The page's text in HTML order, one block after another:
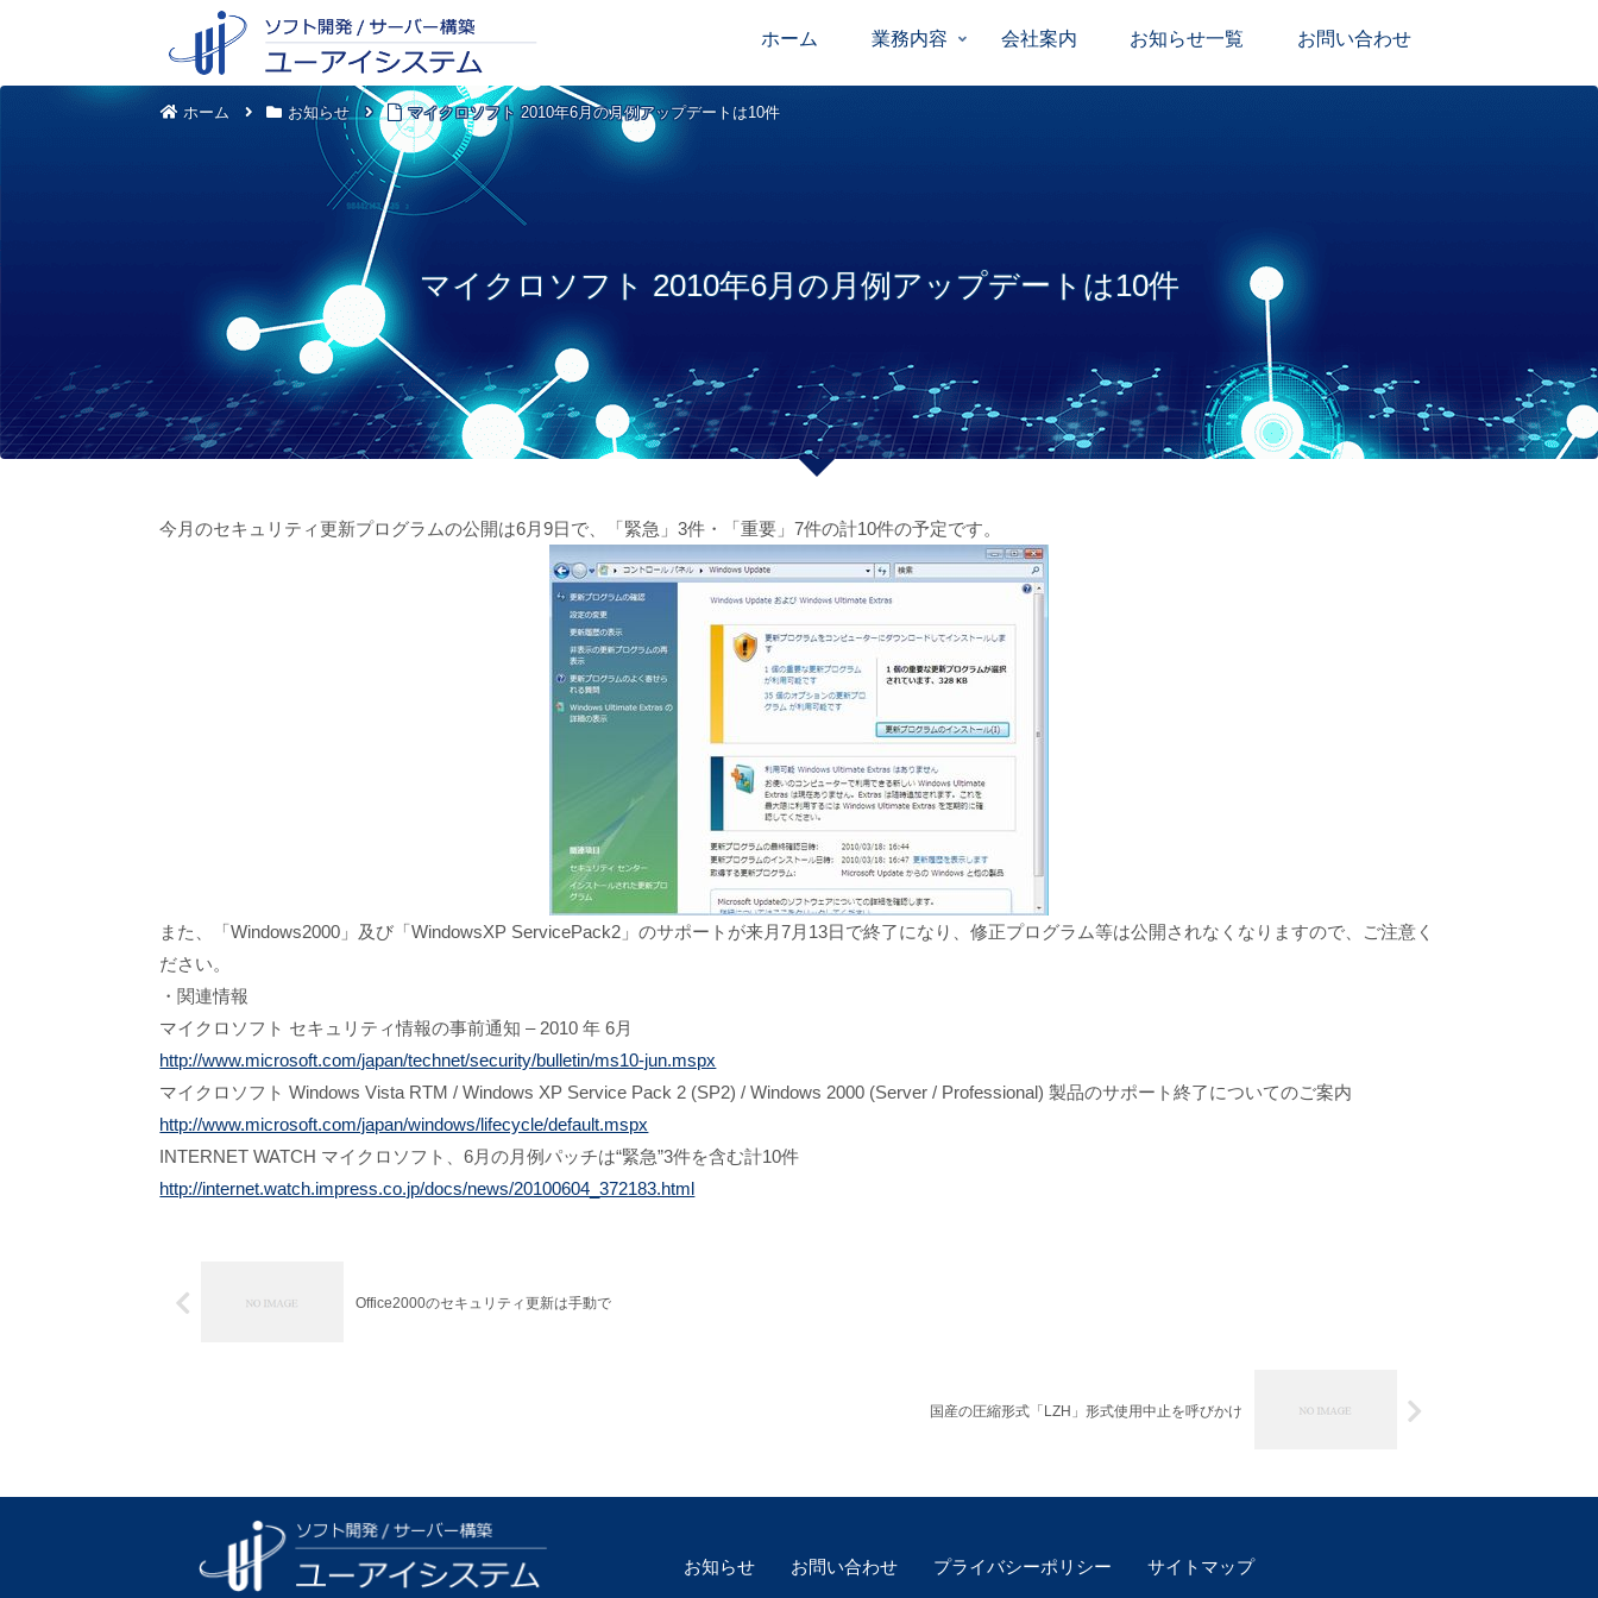
ホーム 業務内容 会社案内 お知らせ一覧 お問い合わせ
ホーム お知らせ マイクロソフト 2010年6月の月例アップデートは10件
マイクロソフト 2010年6月の月例アップデートは10件
今月のセキュリティ更新プログラムの公開は6月9日で、「緊急」3件・「重要」7件の計10件の予定です。
また、「Windows2000」及び「WindowsXP ServicePack2」のサポートが来月7月13日で終了になり、修正プログラム等は公開されなくなりますので、ご注意く
ださい。
・関連情報
マイクロソフト セキュリティ情報の事前通知 – 2010 年 6月
http://www.microsoft.com/japan/technet/security/bulletin/ms10-jun.mspx
マイクロソフト Windows Vista RTM / Windows XP Service Pack 2 (SP2) / Windows 2000 (Server / Professional) 製品のサポート終了についてのご案内
http://www.microsoft.com/japan/windows/lifecycle/default.mspx
INTERNET WATCH マイクロソフト、6月の月例パッチは“緊急”3件を含む計10件
http://internet.watch.impress.co.jp/docs/news/20100604_372183.html
Office2000のセキュリティ更新は手動で
国産の圧縮形式「LZH」形式使用中止を呼びかけ
お知らせ お問い合わせ プライバシーポリシー サイトマップ